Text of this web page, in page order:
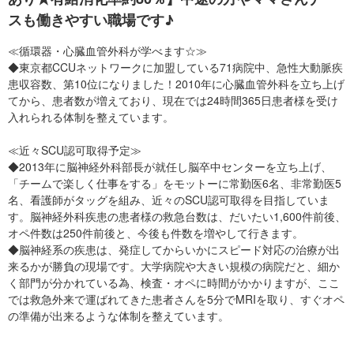
スも働きやすい職場です♪
≪循環器・心臓血管外科が学べます☆≫
◆東京都CCUネットワークに加盟している71病院中、急性大動脈疾
患収容数、第10位になりました！2010年に心臓血管外科を立ち上げ
てから、患者数が増えており、現在では24時間365日患者様を受け
入れられる体制を整えています。
≪近々SCU認可取得予定≫
◆2013年に脳神経外科部長が就任し脳卒中センターを立ち上げ、
「チームで楽しく仕事をする」をモットーに常勤医6名、非常勤医5
名、看護師がタッグを組み、近々のSCU認可取得を目指していま
す。脳神経外科疾患の患者様の救急台数は、だいたい1,600件前後、
オペ件数は250件前後と、今後も件数を増やして行きます。
◆脳神経系の疾患は、発症してからいかにスピード対応の治療が出
来るかが勝負の現場です。大学病院や大きい規模の病院だと、細か
く部門が分かれている為、検査・オペに時間がかかりますが、ここ
では救急外来で運ばれてきた患者さんを5分でMRIを取り、すぐオペ
の準備が出来るような体制を整えています。